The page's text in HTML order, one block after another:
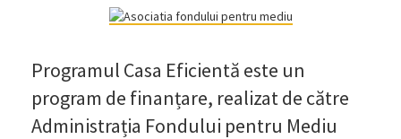
Programul Casa Eficientă este un
program de finanțare, realizat de către
Administrația Fondului pentru Mediu